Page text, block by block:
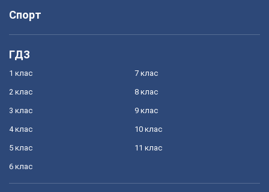
Спорт
ГДЗ
1 клас
2 клас
3 клас
4 клас
5 клас
6 клас
7 клас
8 клас
9 клас
10 клас
11 клас